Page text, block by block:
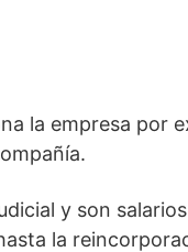
la empresa por
y son
la